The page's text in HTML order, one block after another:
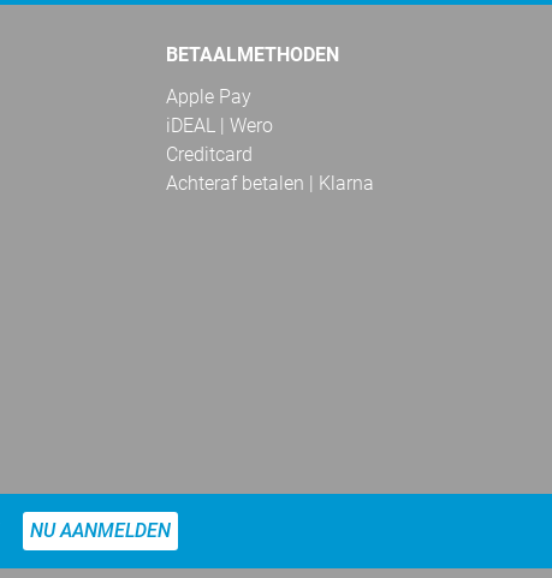
BETAALMETHODEN
Apple Pay
iDEAL | Wero
Creditcard
Achteraf betalen | Klarna
NU AANMELDEN